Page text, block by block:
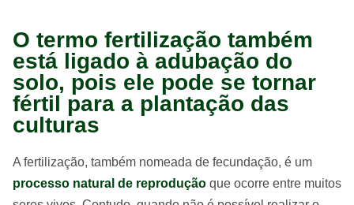
O termo fertilização também
está ligado à adubação do
solo, pois ele pode se tornar
fértil para a plantação das
culturas
A fertilização, também nomeada de fecundação, é um
processo natural de reprodução que ocorre entre muitos